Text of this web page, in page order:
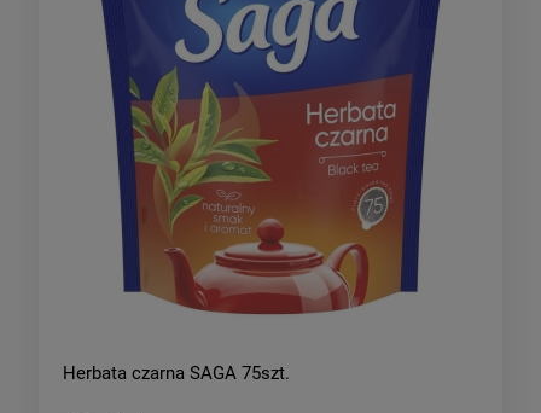
Herbata czarna SAGA 75szt.